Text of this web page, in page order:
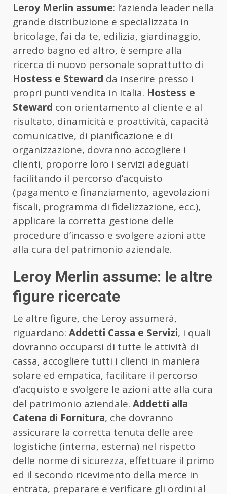
Leroy Merlin assume: l’azienda leader nella
grande distribuzione e specializzata in
bricolage, fai da te, edilizia, giardinaggio,
arredo bagno ed altro, è sempre alla
ricerca di nuovo personale soprattutto di
Hostess e Steward da inserire presso i
propri punti vendita in Italia. Hostess e
Steward con orientamento al cliente e al
risultato, dinamicità e proattività, capacità
comunicative, di pianificazione e di
organizzazione, dovranno accogliere i
clienti, proporre loro i servizi adeguati
facilitando il percorso d’acquisto
(pagamento e finanziamento, agevolazioni
fiscali, programma di fidelizzazione, ecc.),
applicare la corretta gestione delle
procedure d’incasso e svolgere azioni atte
alla cura del patrimonio aziendale.
Leroy Merlin assume: le altre
figure ricercate
Le altre figure, che Leroy assumerà,
riguardano: Addetti Cassa e Servizi, i quali
dovranno occuparsi di tutte le attività di
cassa, accogliere tutti i clienti in maniera
solare ed empatica, facilitare il percorso
d’acquisto e svolgere le azioni atte alla cura
del patrimonio aziendale. Addetti alla
Catena di Fornitura, che dovranno
assicurare la corretta tenuta delle aree
logistiche (interna, esterna) nel rispetto
delle norme di sicurezza, effettuare il primo
ed il secondo ricevimento della merce in
entrata, preparare e verificare gli ordini al